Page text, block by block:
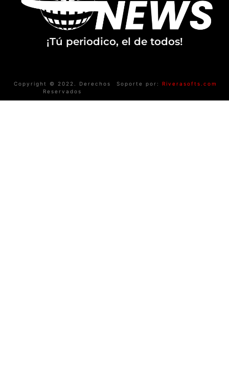
¡Tú periodico, el de todos!
Copyright © 2022. Derechos
Reservados
Soporte por: Riverasofts.com